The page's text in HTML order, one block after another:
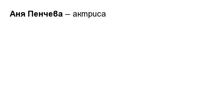
Аня Пенчева – актриса